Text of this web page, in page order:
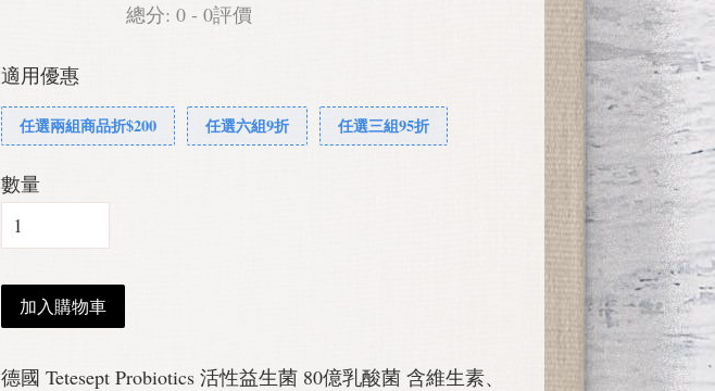
總分: 0 - 0評價
適用優惠
任選兩組商品折$200 任選六組9折 任選三組95折
數量
加入購物車
德國 Tetesept Probiotics 活性益生菌 80億乳酸菌 含維生素、